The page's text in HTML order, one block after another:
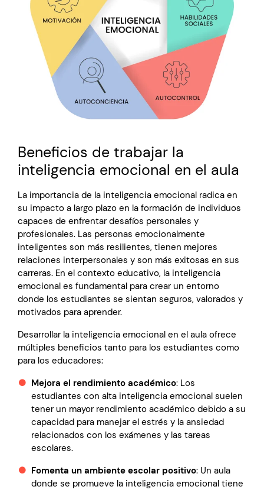
Beneficios de trabajar la
inteligencia emocional en el aula
La importancia de la inteligencia emocional radica en
su impacto a largo plazo en la formación de individuos
capaces de enfrentar desafíos personales y
profesionales. Las personas emocionalmente
inteligentes son más resilientes, tienen mejores
relaciones interpersonales y son más exitosas en sus
carreras. En el contexto educativo, la inteligencia
emocional es fundamental para crear un entorno
donde los estudiantes se sientan seguros, valorados y
motivados para aprender.
Desarrollar la inteligencia emocional en el aula ofrece
múltiples beneficios tanto para los estudiantes como
para los educadores:
Mejora el rendimiento académico: Los
estudiantes con alta inteligencia emocional suelen
tener un mayor rendimiento académico debido a su
capacidad para manejar el estrés y la ansiedad
relacionados con los exámenes y las tareas
escolares.
Fomenta un ambiente escolar positivo: Un aula
donde se promueve la inteligencia emocional tiene